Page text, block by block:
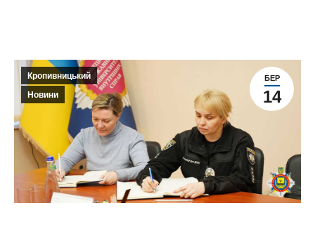
БЕР
14
Кропивницький
Новини